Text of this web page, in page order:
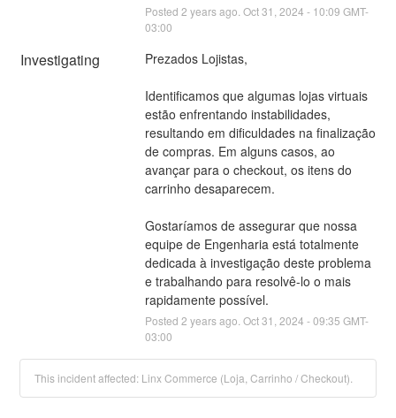
Posted 2 years ago. Oct31 2024 - 10:09 GMT-
03:00
Investigating Prezados Lojistas,
Identificamos que algumas lojas virtuais
estão enfrentando instabilidades,
resultando em dificuldades na finalização
de compras. Em alguns casos, ao
avançar para o checkout, os itens do
carrinho desaparecem.
Gostaríamos de assegurar que nossa
equipe de Engenharia está totalmente
dedicada à investigação deste problema
e trabalhando para resolvê-lo o mais
rapidamente possível.
Posted 2 years ago. Oct31 2024 -09:35 GMT-
03:00
This incident affected: Linx Commerce (Loja, Carrinho / Checkout).